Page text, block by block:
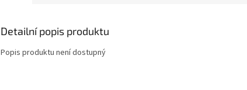
Detailní popis produktu
Popis produktu není dostupný